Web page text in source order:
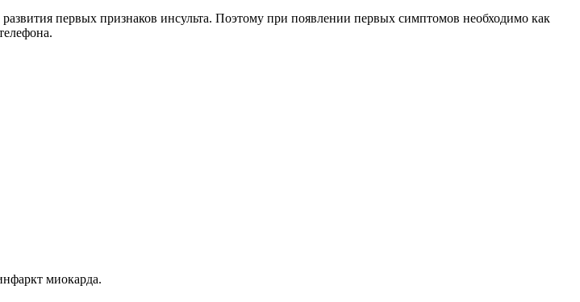
развития первых признаков инсульта. Поэтому при появлении первых симптомов необходимо как
миокарда.